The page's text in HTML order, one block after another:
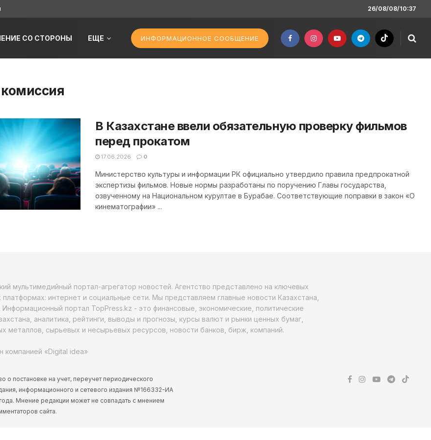
26/08/08/10:37
СО СТОРОНЫ ЕЩЕ ИНФОРМАЦИОННОЕ СООБЩЕНИЕ
комиссия
В Казахстане ввели обязательную проверку фильмов
перед прокатом
17.06.2026 0
Министерство культуры и информации РК официально утвердило правила предпрокатной
экспертизы фильмов. Новые нормы разработаны по поручению Главы государства,
озвученному на Национальном курултае в Бурабае. Соответствующие поправки в закон «О
кинематографии» ...
мультимедийный портал-агрегатор новостей. Агентство представлено на ключевых
платформах: интернет и социальные сети. Мы представляем главные новости Казахстана,
портал TopPress.kz - это финансовые, экономические, политические
аналитика, рейтинги, выводы и прогнозы, курсы валют и рынки ценных бумаг,
металлов, сырьевых и несырьевых ресурсов, новости банков, бирж, компаний.
компанией «Digital idea»
о постановке на учет, переучет периодического
информационного и сетевого издания №166332-ИА
года. Мнение редакции может не совпадать с мнением
сайта.